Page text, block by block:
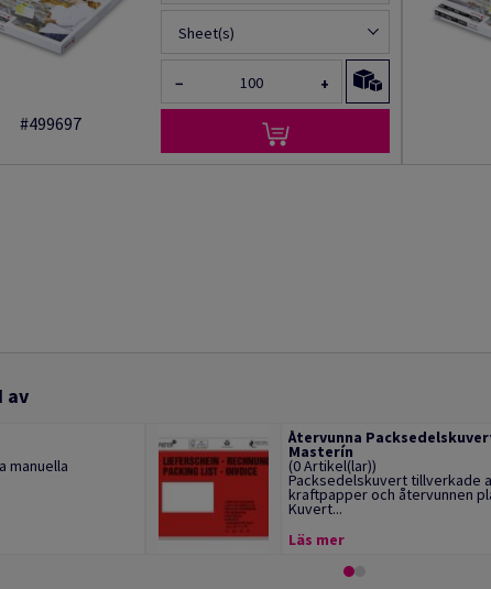
#499697
Sheet(s)
− +
av
manuella
Återvunna
Masterín
(0 Artikel(lar))
Packsedelskuvert tillverkade
kraftpapper och återvunnen
Kuvert...
Läs mer